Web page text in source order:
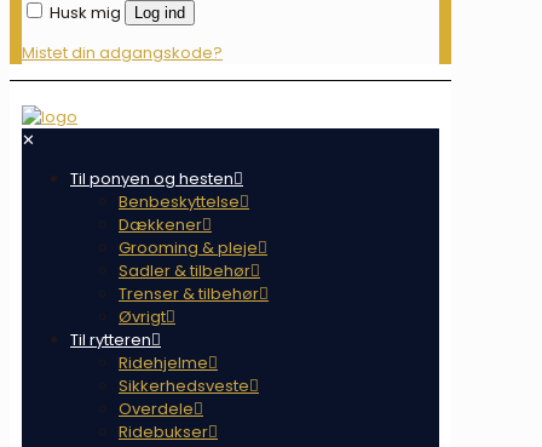
Husk mig Log ind
Mistet din adgangskode?
✕
Til ponyen og hesten
Benbeskyttelse
Dækkener
Grooming & pleje
Sadler & tilbehør
Trenser & tilbehør
Øvrigt
Til rytteren
Ridehjelme
Sikkerhedsveste
Overdele
Ridebukser